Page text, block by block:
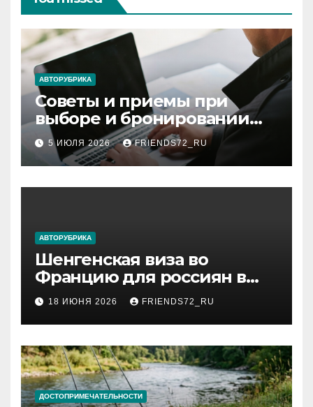
АВТОРУБРИКА
Советы и приемы при
выборе и бронировании
авиабилетов
5 ИЮЛЯ 2026 FRIENDS72_RU
АВТОРУБРИКА
Шенгенская виза во
Францию для россиян в
2026 году: сроки от 3 дней
и список необходимых
документов
18 ИЮНЯ 2026 FRIENDS72_RU
ДОСТОПРИМЕЧАТЕЛЬНОСТИ